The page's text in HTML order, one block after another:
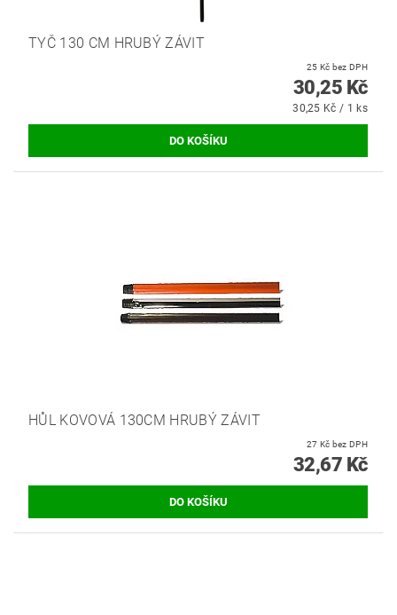
TYČ 130 CM HRUBÝ ZÁVIT
25 Kč bez DPH
30,25 Kč
30,25 Kč / 1 ks
HŮL KOVOVÁ 130CM HRUBÝ ZÁVIT
27 Kč bez DPH
32,67 Kč